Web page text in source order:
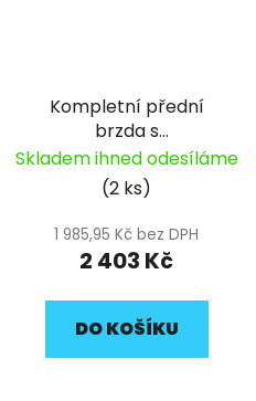
Kompletní přední
brzda s
dvoupístkovým
brzdovým třmenem
1170mm pitbike YCF
Skladem ihned odesíláme
(2 ks)
1 985,95 Kč bez DPH
2 403 Kč
DO KOŠÍKU